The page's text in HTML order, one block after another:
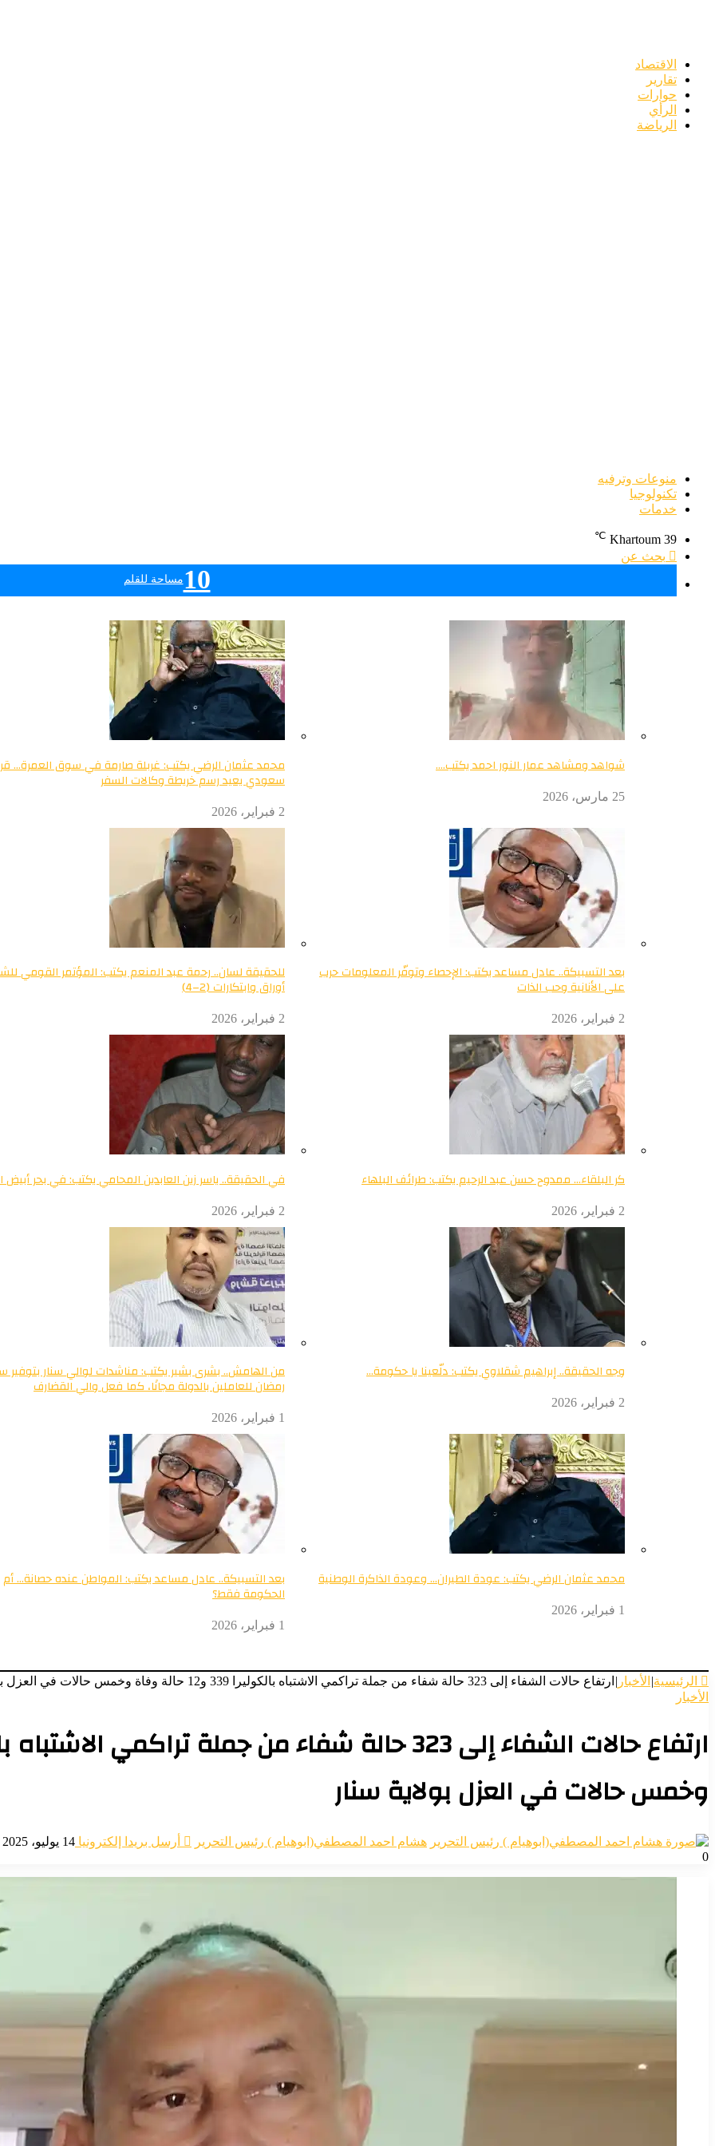
الاقتصاد
تقارير
حوارات
الرأي
الرياضة
منوعات وترفيه
تكنولوجيا
خدمات
Khartoum 39
℃
بحث عن
10مساحة للقلم
شواهد ومشاهد عمار النور احمد يكتب….
25 مارس، 2026
محمد عثمان الرضي يكتب: غربلة صارمة في سوق العمرة…
سعودي يعيد رسم خريطة وكالات السفر
2 فبراير، 2026
بعد التسبيكة.. عادل مساعد يكتب: الإحصاء وتوفّر المعلومات حرب
على الأنانية وحب الذات
2 فبراير، 2026
للحقيقة لسان.. رحمة عبد المنعم يكتب: المؤتمر القومي
أوراق وابتكارات (2–4)
2 فبراير، 2026
كر البلقاء… ممدوح حسن عبد الرحيم يكتب: طرائف البلهاء
2 فبراير، 2026
في الحقيقة.. ياسر زين العابدين المحامي يكتب: في بحر أبيض
2 فبراير، 2026
وجه الحقيقة.. إبراهيم شقلاوي يكتب: دلّعينا يا حكومة…
2 فبراير، 2026
من الهامش.. بشرى بشير يكتب: مناشدات لوالي سنار بتوفير
رمضان للعاملين بالدولة مجانًا، كما فعل والي القضارف
1 فبراير، 2026
محمد عثمان الرضي يكتب: عودة الطيران… وعودة الذاكرة الوطنية
1 فبراير، 2026
بعد التسبيكة.. عادل مساعد يكتب: المواطن عنده حصانة… أم
الحكومة فقط؟
1 فبراير، 2026
الرئيسية| الأخبار | ارتفاع حالات الشفاء إلى 323 حالة شفاء من جملة تراكمي الاشتباه بالكوليرا 339 و12 حالة وفاة وخمس حالات في العزل بولاية سنار
الأخبار
وخمس حالات في العزل بولاية سنار
هشام احمد المصطفي(ابوهيام ) رئيس التحرير أرسل بريدا إلكترونيا 14 يوليو، 2025
0